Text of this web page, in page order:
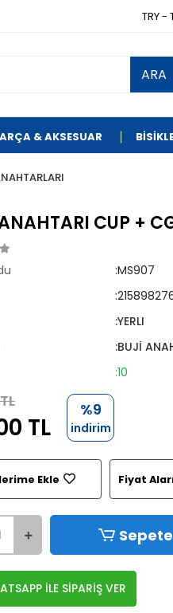
TRY -
ARA
& AKSESUAR
CUP +
:MS907
:YERLI
:BUJİ
:10
TL
%9
indirim
Ekle Fiyat
İLE SİPARİŞ VER